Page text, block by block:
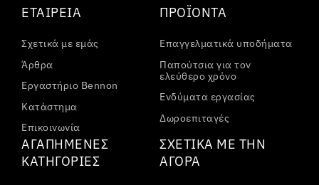
ΕΤΑΙΡΕΊΑ
Σχετικά με εμάς
Άρθρα
Εργαστήριο Bennon
Κατάστημα
Επικοινωνία
ΠΡΟΪΌΝΤΑ
Επαγγελματικά υποδήματα
Παπούτσια για τον
ελεύθερο χρόνο
Ενδύματα εργασίας
Δωροεπιταγές
ΑΓΑΠΗΜΈΝΕΣ
ΚΑΤΗΓΟΡΊΕΣ
ΣΧΕΤΙΚΆ ΜΕ ΤΗΝ
ΑΓΟΡΆ